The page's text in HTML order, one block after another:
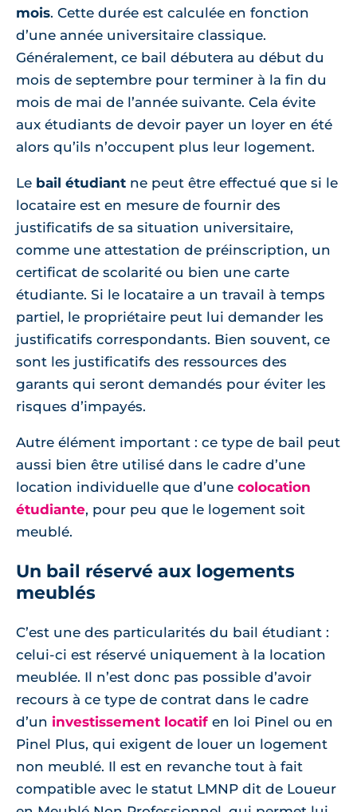
mois. Cette durée est calculée en fonction
d’une année universitaire classique.
Généralement, ce bail débutera au début du
mois de septembre pour terminer à la fin du
mois de mai de l’année suivante. Cela évite
aux étudiants de devoir payer un loyer en été
alors qu’ils n’occupent plus leur logement.
Le bail étudiant ne peut être effectué que si le
locataire est en mesure de fournir des
justificatifs de sa situation universitaire,
comme une attestation de préinscription, un
certificat de scolarité ou bien une carte
étudiante. Si le locataire a un travail à temps
partiel, le propriétaire peut lui demander les
justificatifs correspondants. Bien souvent, ce
sont les justificatifs des ressources des
garants qui seront demandés pour éviter les
risques d’impayés.
Autre élément important : ce type de bail peut
aussi bien être utilisé dans le cadre d’une
location individuelle que d’une colocation
étudiante, pour peu que le logement soit
meublé.
Un bail réservé aux logements
meublés
C’est une des particularités du bail étudiant :
celui-ci est réservé uniquement à la location
meublée. Il n’est donc pas possible d’avoir
recours à ce type de contrat dans le cadre
d’un investissement locatif en loi Pinel ou en
Pinel Plus, qui exigent de louer un logement
non meublé. Il est en revanche tout à fait
compatible avec le statut LMNP dit de Loueur